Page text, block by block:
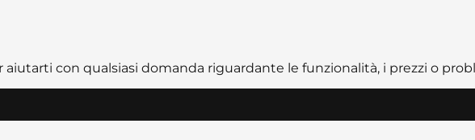
con qualsiasi domanda riguardante le funzionalità, i prezzi o